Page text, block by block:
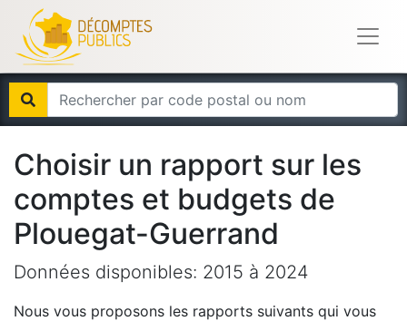
Choisir un rapport sur les
comptes et budgets de
Plouegat-Guerrand
Données disponibles: 2015 à 2024
Nous vous proposons les rapports suivants qui vous